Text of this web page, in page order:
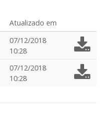
Atualizado em
07/12/2018
10:28
07/12/2018
10:28